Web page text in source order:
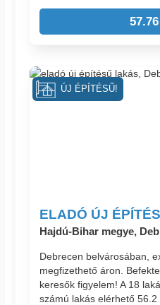
ELADÓ ÚJ
Hajdú-Bihar megye,
Debrecen belvárosában,
megfizethető áron.
keresők figyelem! A 18
számú lakás elérhető 56.2
ÚJ ÉPÍTÉSŰ!